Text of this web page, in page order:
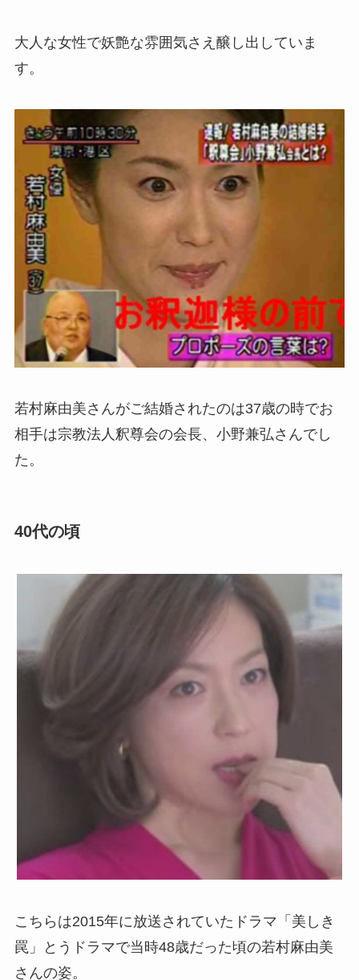
大人な女性で妖艶な雰囲気さえ醸し出していま
す。
若村麻由美さんがご結婚されたのは37歳の時でお
相手は宗教法人釈尊会の会長、小野兼弘さんでし
た。
40代の頃
こちらは2015年に放送されていたドラマ「美しき
罠」とうドラマで当時48歳だった頃の若村麻由美
さんの姿。